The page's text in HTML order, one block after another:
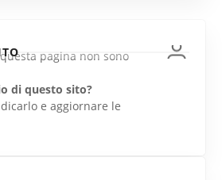
pagina non sono
di questo sito?
e aggiornare le